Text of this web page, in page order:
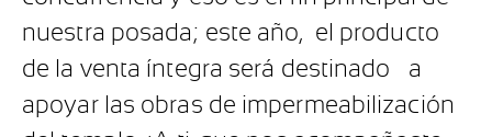
nuestra posada; este año, el producto
de la venta íntegra será destinado
a
apoyar las obras de impermeabilización